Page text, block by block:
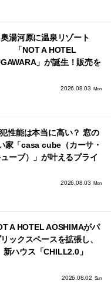
奥湯河原に温泉リゾート
「NOT A HOTEL
」が誕生！販売を
2026.08.03 Mon
性能は本当に高い？ 窓の
家「casa cube（カーサ・
ューブ）」が叶えるプライ
2026.08.03 Mon
A HOTEL AOSHIMAがパ
ックスペースを拡張し、
新ハウス「CHILL2.0」
2026.08.02 Sun